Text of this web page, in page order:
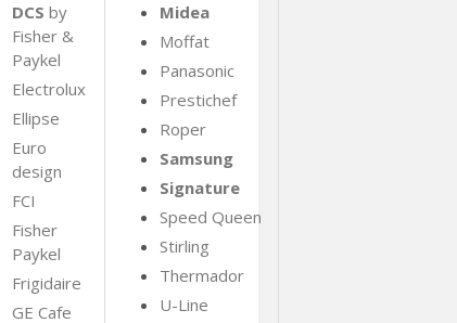
DCS by
Fisher &
Paykel
Electrolux
Ellipse
Euro
design
FCI
Fisher
Paykel
Frigidaire
GE Cafe
Midea
Moffat
Panasonic
Prestichef
Roper
Samsung
Signature
Speed Queen
Stirling
Thermador
U-Line